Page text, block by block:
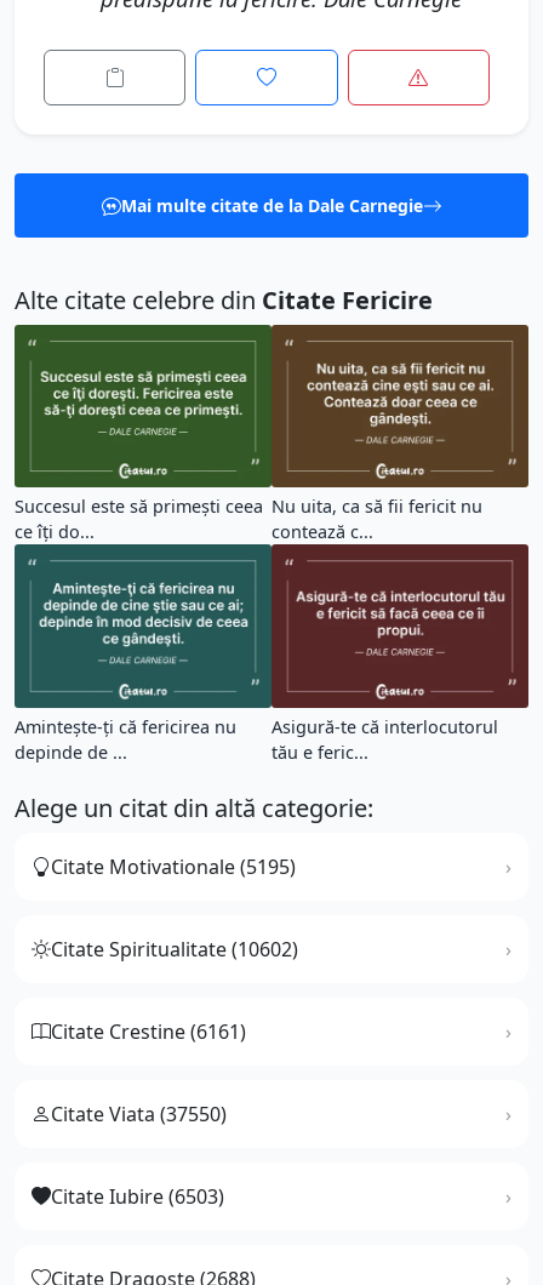
Mai multe citate de la Dale Carnegie
Alte citate celebre din Citate Fericire
Succesul este să primeşti ceea
ce îţi do...
Nu uita, ca să fii fericit nu
contează c...
Aminteşte-ţi că fericirea nu
depinde de ...
Asigură-te că interlocutorul
tău e feric...
Alege un citat din altă categorie:
Citate Motivationale (5195)
Citate Spiritualitate (10602)
Citate Crestine (6161)
Citate Viata (37550)
Citate Iubire (6503)
Citate Dragoste (2688)